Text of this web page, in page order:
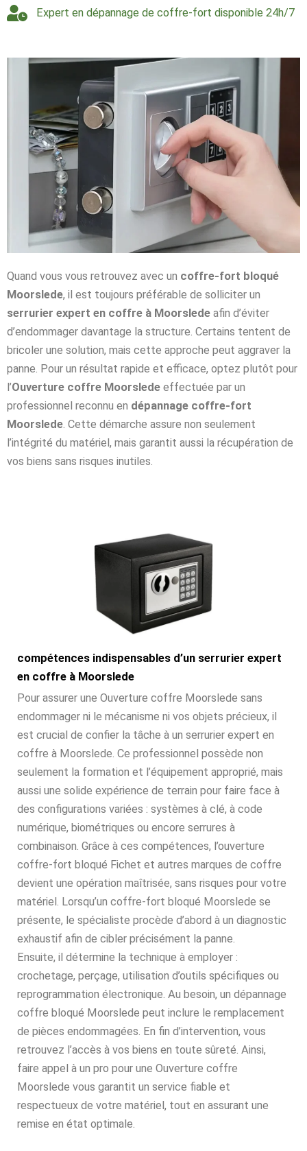
Expert en dépannage de coffre-fort disponible 24h/7
Quand vous vous retrouvez avec un coffre-fort bloqué
Moorslede, il est toujours préférable de solliciter un
serrurier expert en coffre à Moorslede afin d’éviter
d’endommager davantage la structure. Certains tentent de
bricoler une solution, mais cette approche peut aggraver la
panne. Pour un résultat rapide et efficace, optez plutôt pour
l’Ouverture coffre Moorslede effectuée par un
professionnel reconnu en dépannage coffre-fort
Moorslede. Cette démarche assure non seulement
l’intégrité du matériel, mais garantit aussi la récupération de
vos biens sans risques inutiles.
compétences indispensables d’un serrurier expert
en coffre à Moorslede
Pour assurer une Ouverture coffre Moorslede sans
endommager ni le mécanisme ni vos objets précieux, il
est crucial de confier la tâche à un serrurier expert en
coffre à Moorslede. Ce professionnel possède non
seulement la formation et l’équipement approprié, mais
aussi une solide expérience de terrain pour faire face à
des configurations variées : systèmes à clé, à code
numérique, biométriques ou encore serrures à
combinaison. Grâce à ces compétences, l’ouverture
coffre-fort bloqué Fichet et autres marques de coffre
devient une opération maîtrisée, sans risques pour votre
matériel. Lorsqu’un coffre-fort bloqué Moorslede se
présente, le spécialiste procède d’abord à un diagnostic
exhaustif afin de cibler précisément la panne.
Ensuite, il détermine la technique à employer :
crochetage, perçage, utilisation d’outils spécifiques ou
reprogrammation électronique. Au besoin, un dépannage
coffre bloqué Moorslede peut inclure le remplacement
de pièces endommagées. En fin d’intervention, vous
retrouvez l’accès à vos biens en toute sûreté. Ainsi,
faire appel à un pro pour une Ouverture coffre
Moorslede vous garantit un service fiable et
respectueux de votre matériel, tout en assurant une
remise en état optimale.